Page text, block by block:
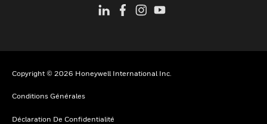
Copyright © 2026 Honeywell International Inc.
Conditions Générales
Déclaration De Confidentialité